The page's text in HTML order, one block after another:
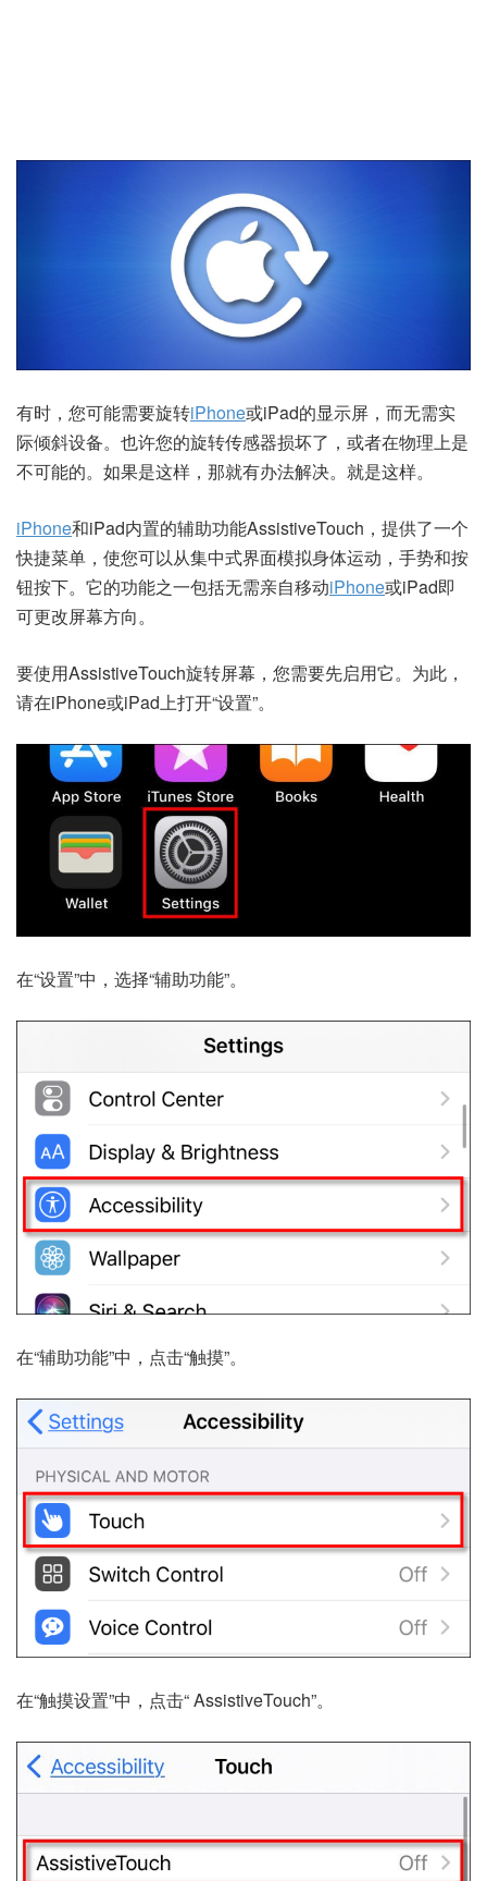
有时，您可能需要旋转iPhone或iPad的显示屏， 而无需实
际倾斜设备。也许您的旋转传感器损坏了，或者在物理上是
不可能的。如果是这样，那就有办法解决。就是这样。
iPhone和iPad内置的辅助功能AssistiveTouch， 提供了一个
快捷菜单，使您可以从集中式界面模拟身体运动，手势和按
钮按下。它的功能之一包括无需亲自移动iPhone或iPad即
可更改屏幕方向。
要使用AssistiveTouch旋转屏幕，您需要先启用它。为此，
请在iPhone或iPad上打开“设置”。
在“设置”中，选择“辅助功能”。
在“辅助功能”中，点击“触摸”。
在“触摸设置”中，点击“ AssistiveTouch”。